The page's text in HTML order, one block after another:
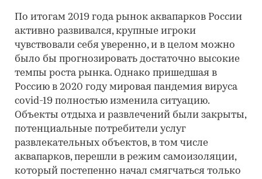
По итогам 2019 года рынок аквапарков России
активно развивался, крупные игроки
чувствовали себя уверенно, и в целом можно
было бы прогнозировать достаточно высокие
темпы роста рынка. Однако пришедшая в
Россию в 2020 году мировая пандемия вируса
covid-19 полностью изменила ситуацию.
Объекты отдыха и развлечений были закрыты,
потенциальные потребители услуг
развлекательных объектов, в том числе
аквапарков, перешли в режим самоизоляции,
который постепенно начал смягчаться только